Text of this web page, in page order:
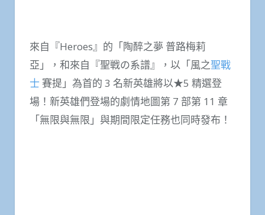
來自『Heroes』的「陶醉之夢 普路梅莉
亞」，和來自『聖戦の系譜』，以「風之聖戰
士 賽提」為首的 3 名新英雄將以★5 精選登
場！新英雄們登場的劇情地圖第 7 部第 11 章
「無限與無限」與期間限定任務也同時發布！